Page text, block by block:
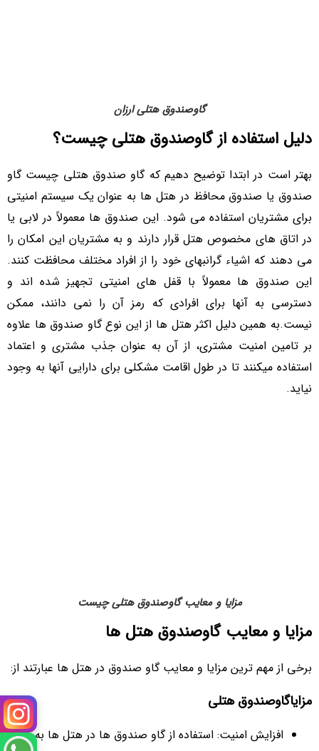
گاوصندوق هتلی ارزان
دلیل استفاده از گاوصندوق هتلی چیست؟
بهتر است در ابتدا توضیح دهیم که گاو صندوق هتلی چیست گاو
صندوق یا صندوق محافظ در هتل ‌ها به عنوان یک سیستم امنیتی
برای مشتریان استفاده می‌ شود. این صندوق‌ ها معمولاً در لابی یا
در اتاق ‌های مخصوص هتل قرار دارند و به مشتریان این امکان را
می ‌دهند که اشیاء گرانبهای خود را از افراد مختلف محافظت کنند.
این صندوق‌ ها معمولاً با قفل‌ های امنیتی تجهیز شده‌ اند و
دسترسی به آنها برای افرادی که رمز آن را نمی دانند، ممکن
نیست.به همین دلیل اکثر هتل ها از این نوع گاو صندوق ها علاوه
بر تامین امنیت مشتری، از آن به عنوان جذب مشتری و اعتماد
استفاده میکنند تا در طول اقامت مشکلی برای دارایی آنها به وجود
نیاید.
مزایا و معایب گاوصندوق هتلی چیست
مزایا و معایب گاوصندوق هتل‌ ها
برخی از مهم ترین مزایا و معایب گاو صندوق در هتل ها عبارتند از:
مزایاگاوصندوق هتلی
افزایش امنیت: استفاده از گاو صندوق ‌ها در هتل‌ ها به